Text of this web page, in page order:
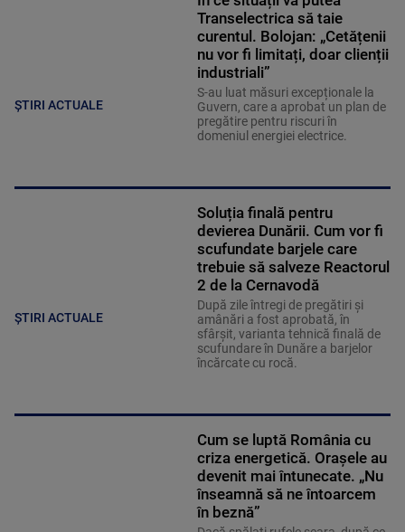
ȘTIRI ACTUALE
Transelectrica să taie
curentul. Bolojan: „Cetățenii
nu vor fi limitați, doar clienții
industriali”
S-au luat măsuri excepționale la
Guvern, care a aprobat un plan de
pregătire pentru riscuri în
domeniul energiei electrice.
ȘTIRI ACTUALE
Soluția finală pentru
devierea Dunării. Cum vor fi
scufundate barjele care
trebuie să salveze Reactorul
2 de la Cernavodă
După zile întregi de pregătiri și
amânări a fost aprobată, în
sfârșit, varianta tehnică finală de
scufundare în Dunăre a barjelor
încărcate cu rocă.
Cum se luptă România cu
criza energetică. Orașele au
devenit mai întunecate. „Nu
înseamnă să ne întoarcem
în beznă”